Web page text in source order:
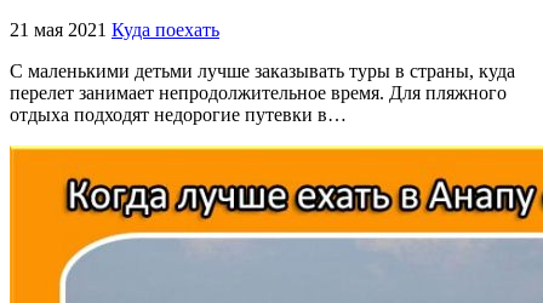
21 мая 2021 Куда поехать
С маленькими детьми лучше заказывать туры в страны, куда
перелет занимает непродолжительное время. Для пляжного
отдыха подходят недорогие путевки в…